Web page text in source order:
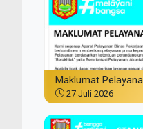
Maklumat
27 Juli 2026